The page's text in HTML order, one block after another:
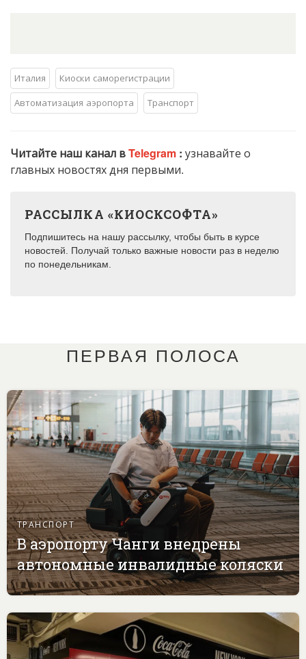
Италия
Киоски саморегистрации
Автоматизация аэропорта
Транспорт
Читайте наш канал вTelegram : узнавайте о
главных новостях дня первыми.
РАССЫЛКА «КИОСКСОФТА»
Подпишитесь на нашу рассылку, чтобы быть в курсе
новостей. Получай только важные новости раз в неделю
по понедельникам.
ПЕРВАЯ ПОЛОСА
ТРАНСПОРТ
В аэропорту Чанги внедрены
автономные инвалидные коляски